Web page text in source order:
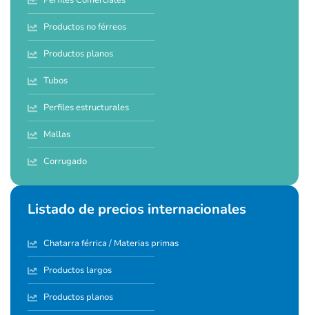
Productos no férreos
Productos planos
Tubos
Perfiles estructurales
Mallas
Corrugado
Listado de precios internacionales
Chatarra férrica / Materias primas
Productos largos
Productos planos